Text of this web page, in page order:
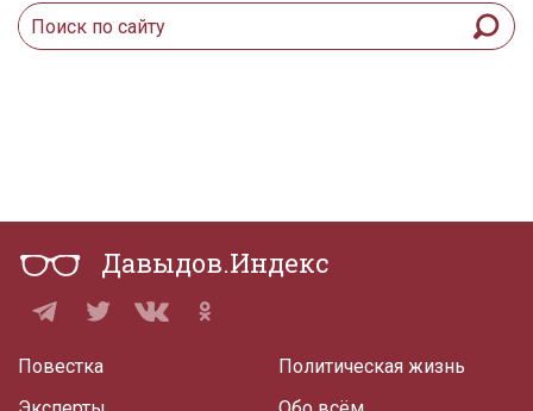
Давыдов.Индекс
Повестка
Политическая жизнь